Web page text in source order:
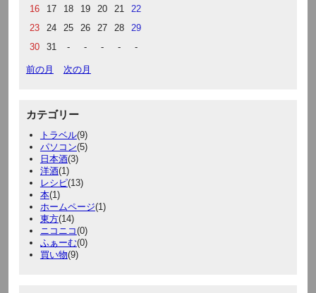
16
17 18 19 20 21
22
23
24 25 26 27 28
29
30
31 - - - - -
前の月 次の月
カテゴリー
トラベル(9)
パソコン(5)
日本酒(3)
洋酒(1)
レシピ(13)
本(1)
ホームページ(1)
東方(14)
ニコニコ(0)
ふぁーむ(0)
買い物(9)